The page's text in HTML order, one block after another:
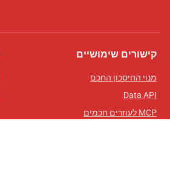
קישורים שימושיים
מנוי החיסכון החכם
Data API
MCP לעוזרים חכמים